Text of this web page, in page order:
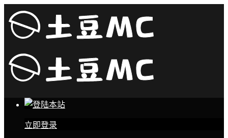
立即登录